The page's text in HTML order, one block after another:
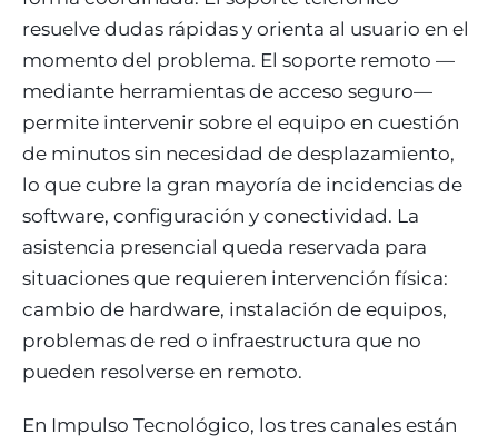
resuelve dudas rápidas y orienta al usuario en el
momento del problema. El soporte remoto —
mediante herramientas de acceso seguro—
permite intervenir sobre el equipo en cuestión
de minutos sin necesidad de desplazamiento,
lo que cubre la gran mayoría de incidencias de
software, configuración y conectividad. La
asistencia presencial queda reservada para
situaciones que requieren intervención física:
cambio de hardware, instalación de equipos,
problemas de red o infraestructura que no
pueden resolverse en remoto.
En Impulso Tecnológico, los tres canales están